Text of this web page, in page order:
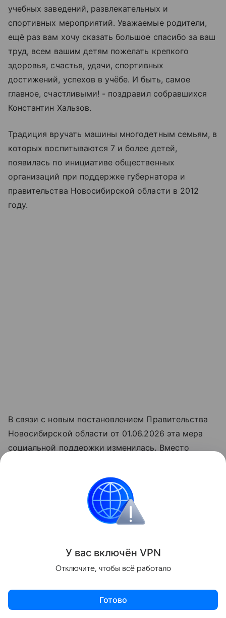
учебных заведений, развлекательных и
спортивных мероприятий. Уважаемые родители,
ещё раз вам хочу сказать большое спасибо за ваш
труд, всем вашим детям пожелать крепкого
здоровья, счастья, удачи, спортивных
достижений, успехов в учёбе. И быть, самое
главное, счастливыми! - поздравил собравшихся
Константин Хальзов.
Традиция вручать машины многодетным семьям, в
которых воспитываются 7 и более детей,
появилась по инициативе общественных
организаций при поддержке губернатора и
правительства Новосибирской области в 2012
году.
В связи с новым постановлением Правительства
Новосибирской области от 01.06.2026 эта мера
социальной поддержки изменилась. Вместо
воспитывающие семь и более детей,
обеспечиваются сертификатом на
единовременную денежную выплату в размере
фактической стоимости автомобильного
В настоящее время из 44 478 многодетных семей,
населения Новосибирской области, в 414 семьях
У вас включён VPN
Отключите, чтобы всё работало
Готово